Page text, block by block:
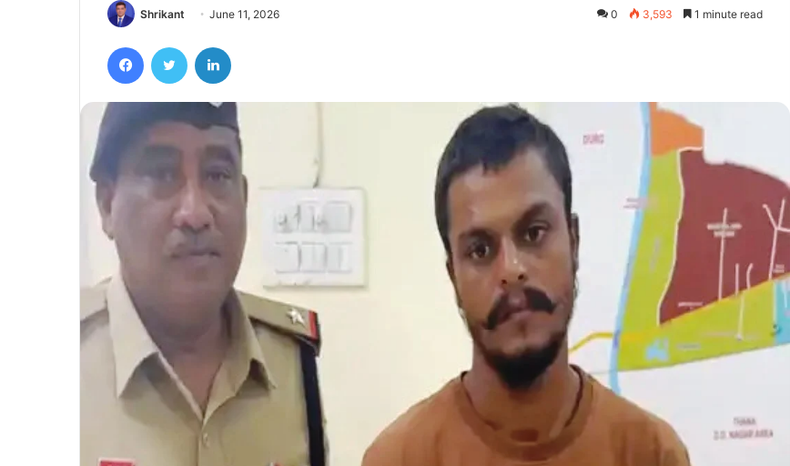
Shrikant June 11, 2026 0 3,593 1 minute read